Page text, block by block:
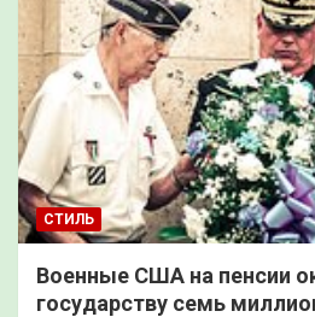
СТИЛЬ
Военные США на пенсии
государству семь